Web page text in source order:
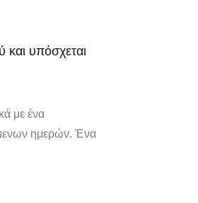
υπόσχεται
με ένα
ημερών. Ένα